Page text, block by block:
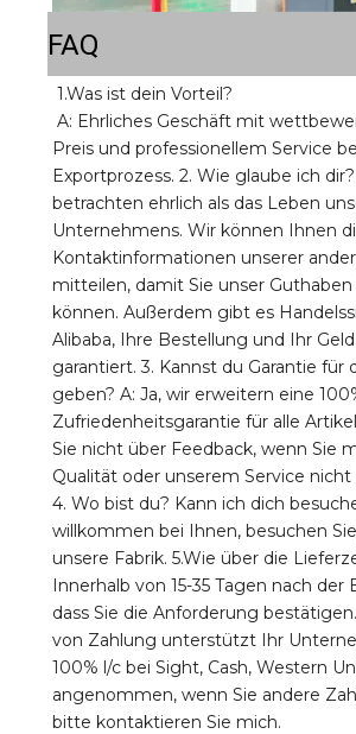
FAQ
1.Was ist dein Vorteil?
A: Ehrliches Geschäft mit
Preis und professionellem Service
Exportprozess. 2. Wie glaube ich
betrachten ehrlich als das Leben
Unternehmens. Wir können Ihnen
Kontaktinformationen unserer
mitteilen, damit Sie unser
können. Außerdem gibt es
Alibaba, Ihre Bestellung und Ihr
garantiert. 3. Kannst du Garantie für
geben? A: Ja, wir erweitern eine
Zufriedenheitsgarantie für alle
Sie nicht über Feedback, wenn Sie
Qualität oder unserem Service nicht
4. Wo bist du? Kann ich dich
willkommen bei Ihnen, besuchen
unsere Fabrik. 5.Wie über die
Innerhalb von 15-35 Tagen nach der
dass Sie die Anforderung
von Zahlung unterstützt Ihr
100% l/c bei Sight, Cash, Western
angenommen, wenn Sie andere
bitte kontaktieren Sie mich.